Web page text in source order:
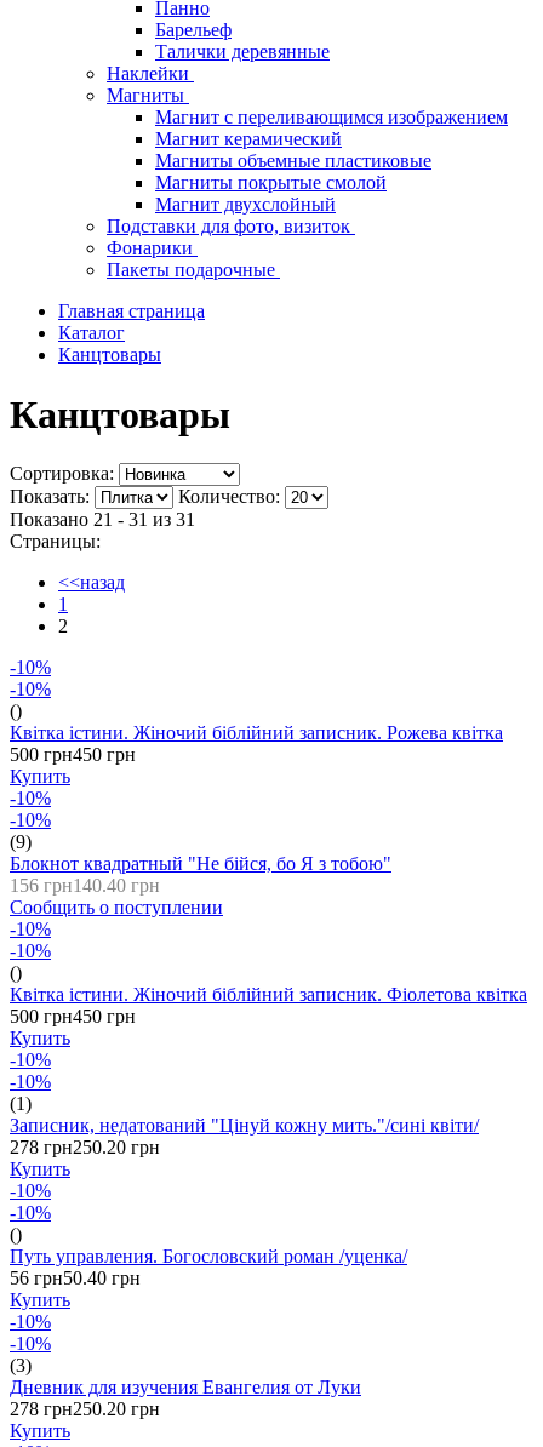
Панно
Барельеф
Талички деревянные
Наклейки
Магниты
Магнит с переливающимся изображением
Магнит керамический
Магниты объемные пластиковые
Магниты покрытые смолой
Магнит двухслойный
Подставки для фото, визиток
Фонарики
Пакеты подарочные
Главная страница
Каталог
Канцтовары
Канцтовары
Сортировка:
Показать:
Количество:
Показано 21 - 31 из 31
Страницы:
<<назад
1
2
-10%
-10%
()
Квітка істини. Жіночий біблійний записник. Рожева квітка
500 грн450 грн
Купить
-10%
-10%
(9)
Блокнот квадратный "Не бійся, бо Я з тобою"
156 грн140.40 грн
Сообщить о поступлении
-10%
-10%
()
Квітка істини. Жіночий біблійний записник. Фіолетова квітка
500 грн450 грн
Купить
-10%
-10%
(1)
Записник, недатований "Цінуй кожну мить."/сині квіти/
278 грн250.20 грн
Купить
-10%
-10%
()
Путь управления. Богословский роман /уценка/
56 грн50.40 грн
Купить
-10%
-10%
(3)
Дневник для изучения Евангелия от Луки
278 грн250.20 грн
Купить